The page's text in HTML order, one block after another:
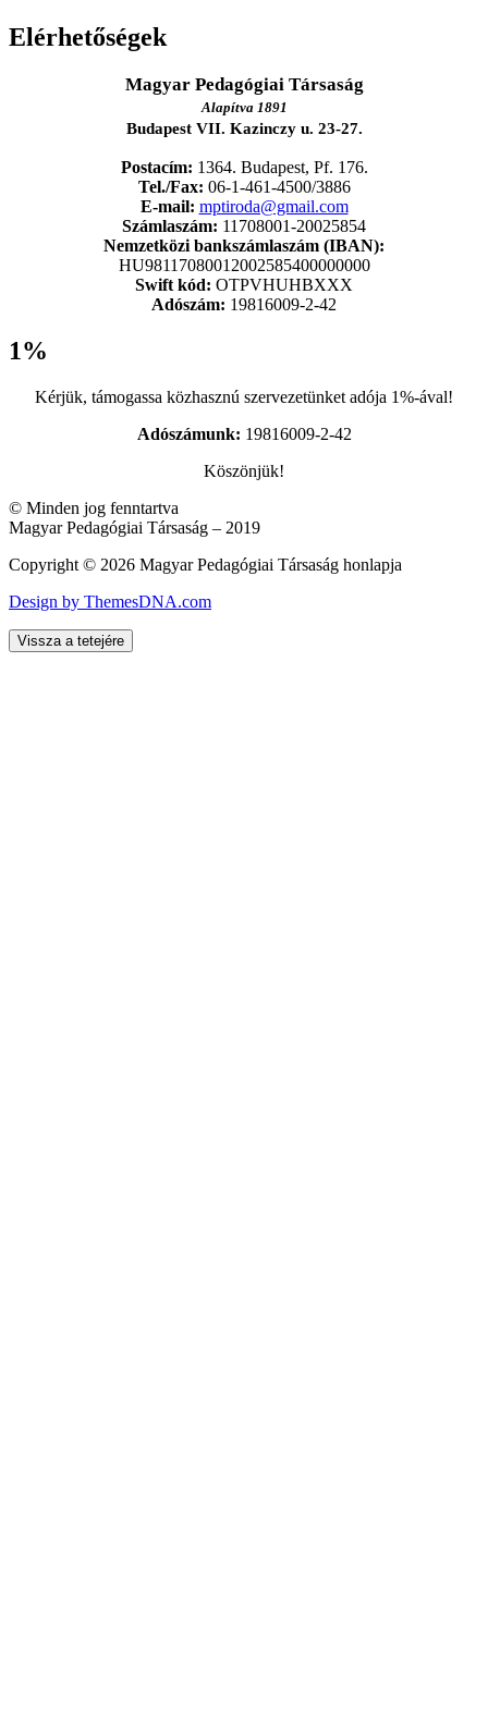
Elérhetőségek
Magyar Pedagógiai Társaság
Alapítva 1891
Budapest VII. Kazinczy u. 23-27.
Postacím: 1364. Budapest, Pf. 176.
Tel./Fax: 06-1-461-4500/3886
E-mail: mptiroda@gmail.com
Számlaszám: 11708001-20025854
Nemzetközi bankszámlaszám (IBAN):
HU98117080012002585400000000
Swift kód: OTPVHUHBXXX
Adószám: 19816009-2-42
1%
Kérjük, támogassa közhasznú szervezetünket adója 1%-ával!
Adószámunk: 19816009-2-42
Köszönjük!
© Minden jog fenntartva
Magyar Pedagógiai Társaság – 2019
Copyright © 2026 Magyar Pedagógiai Társaság honlapja
Design by ThemesDNA.com
Vissza a tetejére